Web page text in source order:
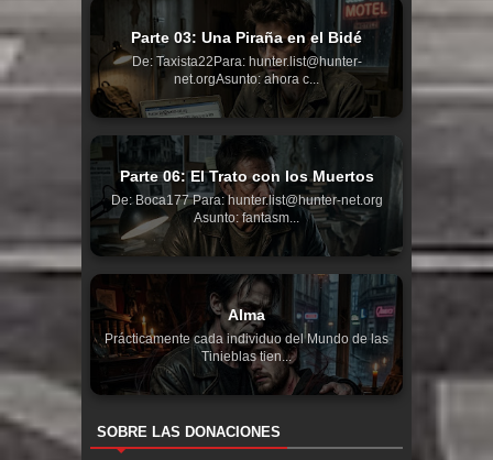
Parte 03: Una Piraña en el Bidé
De: Taxista22Para: hunter.list@hunter-
net.orgAsunto: ahora c...
Parte 06: El Trato con los Muertos
De: Boca177 Para: hunter.list@hunter-net.org
Asunto: fantasm...
Alma
Prácticamente cada individuo del Mundo de las
Tinieblas tien...
SOBRE LAS DONACIONES